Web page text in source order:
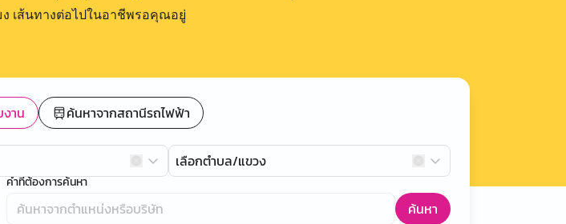
ง เส้นทางต่อไปในอาชีพรอคุณอยู่
าน ค้นหาจากสถานีรถไฟฟ้า
เลือกตำบล/แขวง
คำที่ต้องการค้นหา
ค้นหา